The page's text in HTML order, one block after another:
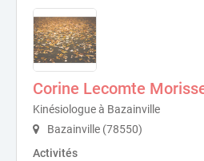
Corine Lecomte
Kinésiologue à Bazainville
Bazainville (78550)
Activités